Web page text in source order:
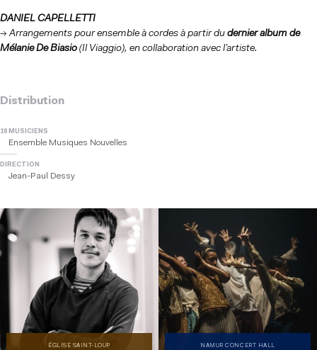
DANIEL CAPELLETTI
→ Arrangements pour ensemble à cordes à partir du dernier album de
Mélanie De Biasio (Il Viaggio), en collaboration avec l’artiste.
Distribution
16 MUSICIENS
Ensemble Musiques Nouvelles
DIRECTION
Jean-Paul Dessy
ÉGLISE SAINT-LOUP NAMUR CONCERT HALL